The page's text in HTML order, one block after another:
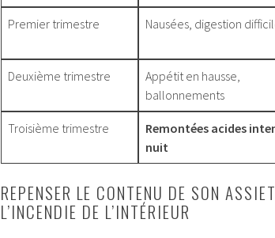
Premier trimestre Nausées, digestion
Deuxième trimestre
Appétit en hausse,
ballonnements
Troisième trimestre
Remontées acides
nuit
REPENSER LE CONTENU DE SON
L’INCENDIE DE L’INTÉRIEUR